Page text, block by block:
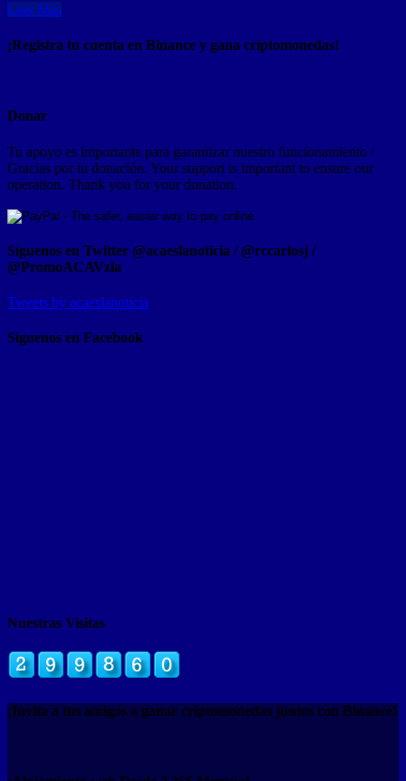
Leer Mas
¡Registra tu cuenta en Binance y gana criptomonedas!
Donar
Tu apoyo es importante para garantizar nuestro funcionamiento /
Gracias por tu donación. Your support is important to ensure our
operation. Thank you for your donation.
Síguenos en Twitter @acaeslanoticia / @rccarlosj /
@PromoACAVzla
Tweets by acaeslanoticia
Siguenos en Facebook
Nuestras Visitas
¡Invita a tus amigos a ganar criptomonedas juntos con Binance!